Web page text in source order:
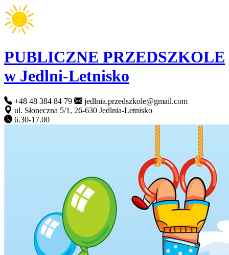
PUBLICZNE PRZEDSZKOLE
w Jedlni-Letnisko
+48 48 384 84 79
jedlnia.przedszkole@gmail.com
ul. Słoneczna 5/1, 26-630 Jedlnia-Letnisko
6.30-17.00